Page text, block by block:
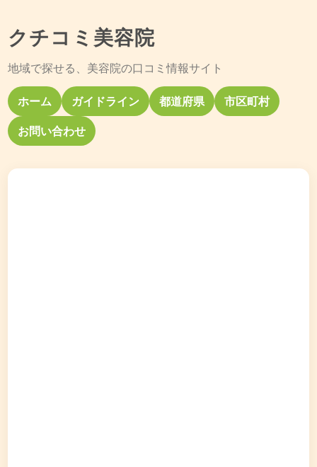
クチコミ美容院
地域で探せる、美容院の口コミ情報サイト
ホーム ガイドライン 都道府県 市区町村
お問い合わせ